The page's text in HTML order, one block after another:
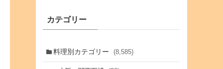
カテゴリー
料理別カテゴリー (8,585)